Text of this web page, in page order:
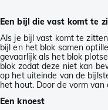
Een bijl die vast komt te
Als je bijl vast komt te
bijl en het blok samen
gevaarlijk als het blok
blok zodat deze niet kan
op het uiteinde van de
het hout. Door de vorm
Een knoest